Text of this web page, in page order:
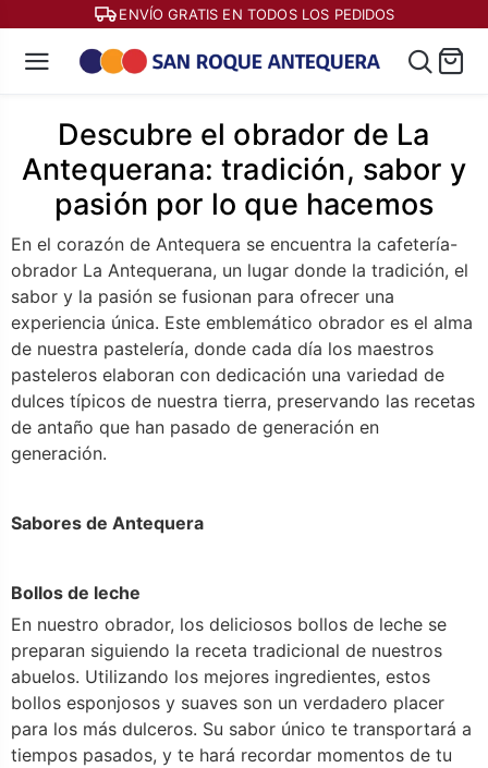
ENVÍO GRATIS EN TODOS LOS PEDIDOS
Descubre el obrador de La
Antequerana: tradición, sabor y
pasión por lo que hacemos
En el corazón de Antequera se encuentra la cafetería-
obrador La Antequerana, un lugar donde la tradición, el
sabor y la pasión se fusionan para ofrecer una
experiencia única. Este emblemático obrador es el alma
de nuestra pastelería, donde cada día los maestros
pasteleros elaboran con dedicación una variedad de
dulces típicos de nuestra tierra, preservando las recetas
de antaño que han pasado de generación en
generación.
Sabores de Antequera
Bollos de leche
En nuestro obrador, los deliciosos bollos de leche se
preparan siguiendo la receta tradicional de nuestros
abuelos. Utilizando los mejores ingredientes, estos
bollos esponjosos y suaves son un verdadero placer
para los más dulceros. Su sabor único te transportará a
tiempos pasados, y te hará recordar momentos de tu